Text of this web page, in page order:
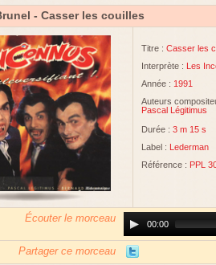
- Casser les couilles
Titre : Casser les
Interprète : Les
Année : 1991
Auteurs
Pascal Légitimus
Durée : 3 m 15 s
Label : Lederman
Référence : PPL
Écouter le morceau
Player00:00
Partager ce morceau